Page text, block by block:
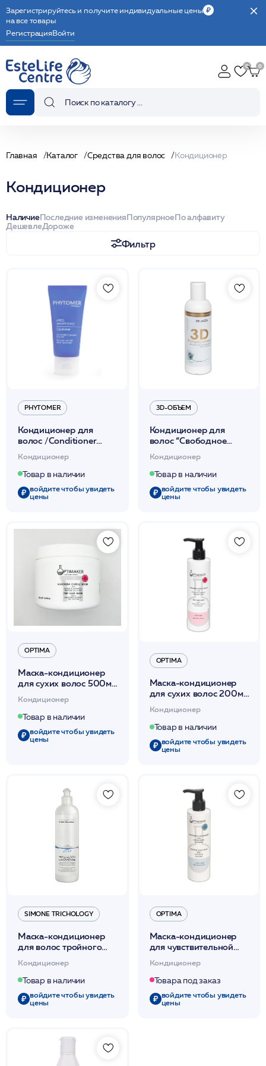
Зарегистрируйтесь и получите индивидуальные цены
на все товары
РегистрацияВойти
Главная Каталог Средства для волос Кондиционер
Кондиционер
НаличиеПоследние измененияПопулярноеПо алфавиту
ДешевлеДороже
Фильтр
PHYTOMER
Кондиционер для
волос /Conditioner
Кондиционер
Товар в наличии
войдите чтобы увидеть
цены
3D-ОБЪЕМ
Кондиционер для
волос “Свободное
/3D-объем*
Кондиционер
Товар в наличии
войдите чтобы увидеть
цены
OPTIMA
Маска-кондиционер
для сухих волос 500мл
/Maschera Capelli Secchi
/Optima*
Кондиционер
Товар в наличии
войдите чтобы увидеть
цены
OPTIMA
Маска-кондиционер
для сухих волос 200мл
/Maschera Capelli Secchi
/Optima*
Кондиционер
Товар в наличии
войдите чтобы увидеть
цены
SIMONE TRICHOLOGY
Маска-кондиционер
для волос тройного
/Simone Trichology
Кондиционер
Товар в наличии
войдите чтобы увидеть
цены
OPTIMA
Маска-кондиционер
для чувствительной
Cute Sensibile /Optima*
Кондиционер
Товара под заказ
войдите чтобы увидеть
цены